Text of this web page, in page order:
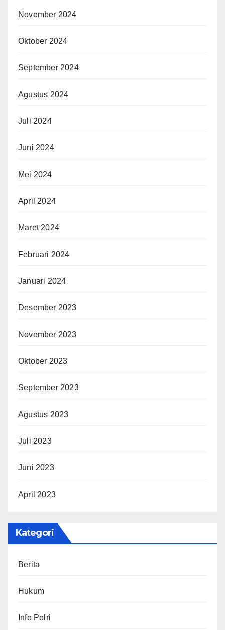
November 2024
Oktober 2024
September 2024
Agustus 2024
Juli 2024
Juni 2024
Mei 2024
April 2024
Maret 2024
Februari 2024
Januari 2024
Desember 2023
November 2023
Oktober 2023
September 2023
Agustus 2023
Juli 2023
Juni 2023
April 2023
Kategori
Berita
Hukum
Info Polri